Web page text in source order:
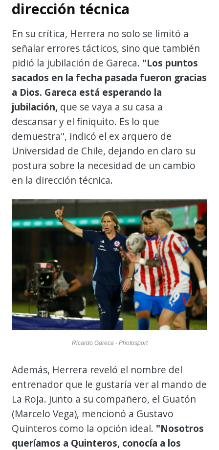
dirección técnica
En su crítica, Herrera no solo se limitó a
señalar errores tácticos, sino que también
pidió la jubilación de Gareca. "Los puntos
sacados en la fecha pasada fueron gracias
a Dios. Gareca está esperando la
jubilación, que se vaya a su casa a
descansar y el finiquito. Es lo que
demuestra", indicó el ex arquero de
Universidad de Chile, dejando en claro su
postura sobre la necesidad de un cambio
en la dirección técnica.
Ricardo Gareca - Photosport
Además, Herrera reveló el nombre del
entrenador que le gustaría ver al mando de
La Roja. Junto a su compañero, el Guatón
(Marcelo Vega), mencionó a Gustavo
Quinteros como la opción ideal. "Nosotros
queríamos a Quinteros, conocía a los